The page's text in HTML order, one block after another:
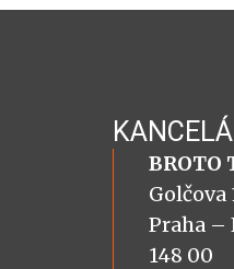
BROTO
Golčova
Praha –
148 00